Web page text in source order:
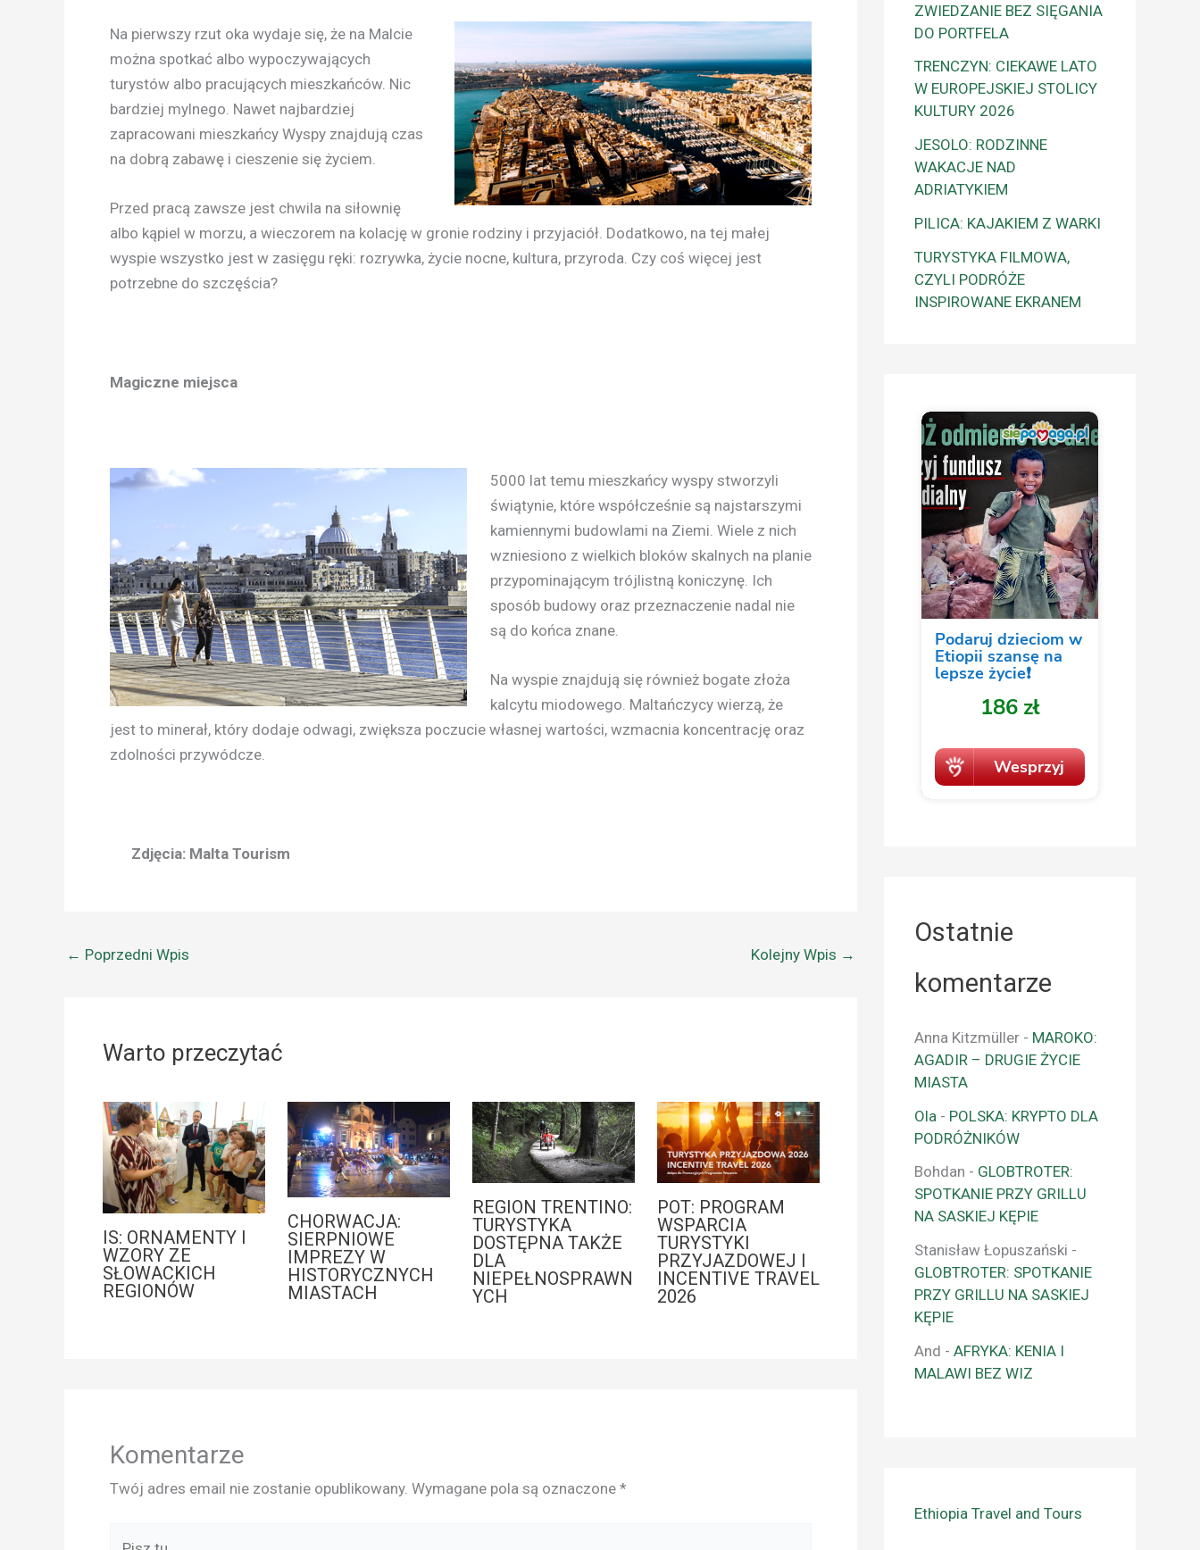
Na pierwszy rzut oka wydaje się, że na Malcie
można spotkać albo wypoczywających
turystów albo pracujących mieszkańców. Nic
bardziej mylnego. Nawet najbardziej
zapracowani mieszkańcy Wyspy znajdują czas
na dobrą zabawę i cieszenie się życiem.
Przed pracą zawsze jest chwila na siłownię
albo kąpiel w morzu, a wieczorem na kolację w gronie rodziny i przyjaciół. Dodatkowo, na tej małej
wyspie wszystko jest w zasięgu ręki: rozrywka, życie nocne, kultura, przyroda. Czy coś więcej jest
potrzebne do szczęścia?
Magiczne miejsca
5000 lat temu mieszkańcy wyspy stworzyli
świątynie, które współcześnie są najstarszymi
kamiennymi budowlami na Ziemi. Wiele z nich
wzniesiono z wielkich bloków skalnych na planie
przypominającym trójlistną koniczynę. Ich
sposób budowy oraz przeznaczenie nadal nie
są do końca znane.
Na wyspie znajdują się również bogate złoża
kalcytu miodowego. Maltańczycy wierzą, że
jest to minerał, który dodaje odwagi, zwiększa poczucie własnej wartości, wzmacnia koncentrację oraz
zdolności przywódcze.
Zdjęcia: Malta Tourism
← Poprzedni Wpis Kolejny Wpis →
Warto przeczytać
IS: ORNAMENTY I
WZORY ZE
SŁOWACKICH
REGIONÓW
CHORWACJA:
SIERPNIOWE
IMPREZY W
HISTORYCZNYCH
MIASTACH
REGION TRENTINO:
TURYSTYKA
DOSTĘPNA TAKŻE
DLA
NIEPEŁNOSPRAWN
YCH
POT: PROGRAM
WSPARCIA
TURYSTYKI
PRZYJAZDOWEJ I
INCENTIVE TRAVEL
2026
Komentarze
Twój adres email nie zostanie opublikowany. Wymagane pola są oznaczone *
ZWIEDZANIE BEZ SIĘGANIA
DO PORTFELA
TRENCZYN: CIEKAWE LATO
W EUROPEJSKIEJ STOLICY
KULTURY 2026
JESOLO: RODZINNE
WAKACJE NAD
ADRIATYKIEM
PILICA: KAJAKIEM Z WARKI
TURYSTYKA FILMOWA,
CZYLI PODRÓŻE
INSPIROWANE EKRANEM
Ostatnie
komentarze
Anna Kitzmüller - MAROKO:
AGADIR – DRUGIE ŻYCIE
MIASTA
Ola - POLSKA: KRYPTO DLA
PODRÓŻNIKÓW
Bohdan - GLOBTROTER:
SPOTKANIE PRZY GRILLU
NA SASKIEJ KĘPIE
Stanisław Łopuszański -
GLOBTROTER: SPOTKANIE
PRZY GRILLU NA SASKIEJ
KĘPIE
And - AFRYKA: KENIA I
MALAWI BEZ WIZ
Ethiopia Travel and Tours